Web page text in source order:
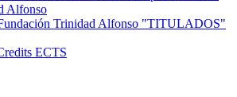
Alfonso
Trinidad Alfonso "TITULADOS"
ECTS